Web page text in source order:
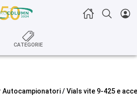
CATEGORIE
Autocampionatori/ Vials vite 9-425 e